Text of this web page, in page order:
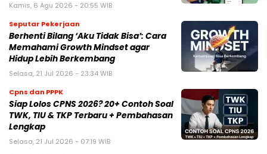
Kamis, 6 Agu 2026 - 20:55 WIB
Seputar Pekerjaan
Berhenti Bilang ‘Aku Tidak Bisa’: Cara
Memahami Growth Mindset agar
Hidup Lebih Berkembang
Selasa, 21 Jul 2026 - 23:34 WIB
Cpns dan PPPK
Siap Lolos CPNS 2026? 20+ Contoh Soal
TWK, TIU & TKP Terbaru + Pembahasan
Lengkap
Selasa, 21 Jul 2026 - 07:19 WIB